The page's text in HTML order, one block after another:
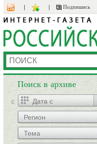
Подпишись
Поиск в архиве
c
Регион
Тема